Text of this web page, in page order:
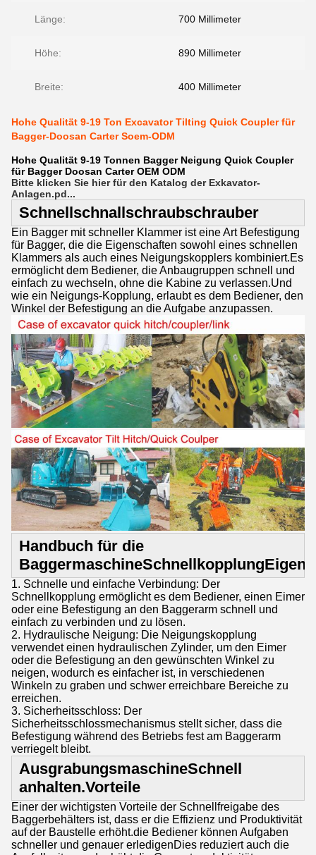
Länge: 700 Millimeter
Höhe: 890 Millimeter
Breite: 400 Millimeter
Hohe Qualität 9-19 Ton Excavator Tilting Quick Coupler für
Bagger-Doosan Carter Soem-ODM
Hohe Qualität 9-19 Tonnen Bagger Neigung Quick Coupler
für Bagger Doosan Carter OEM ODM
Bitte klicken Sie hier für den Katalog der Exkavator-
Anlagen.pd...
Schnellschnallschraubschrauber
Ein Bagger mit schneller Klammer ist eine Art Befestigung
für Bagger, die die Eigenschaften sowohl eines schnellen
Klammers als auch eines Neigungskopplers kombiniert.Es
ermöglicht dem Bediener, die Anbaugruppen schnell und
einfach zu wechseln, ohne die Kabine zu verlassen.Und
wie ein Neigungs-Kopplung, erlaubt es dem Bediener, den
Winkel der Befestigung an die Aufgabe anzupassen.
Handbuch für die
BaggermaschineSchnellkopplung
1. Schnelle und einfache Verbindung: Der
Schnellkopplung ermöglicht es dem Bediener, einen Eimer
oder eine Befestigung an den Baggerarm schnell und
einfach zu verbinden und zu lösen.
2. Hydraulische Neigung: Die Neigungskopplung
verwendet einen hydraulischen Zylinder, um den Eimer
oder die Befestigung an den gewünschten Winkel zu
neigen, wodurch es einfacher ist, in verschiedenen
Winkeln zu graben und schwer erreichbare Bereiche zu
erreichen.
3. Sicherheitsschloss: Der
Sicherheitsschlossmechanismus stellt sicher, dass die
Befestigung während des Betriebs fest am Baggerarm
verriegelt bleibt.
AusgrabungsmaschineSchnell
anhalten.Vorteile
Einer der wichtigsten Vorteile der Schnellfreigabe des
Baggerbehälters ist, dass er die Effizienz und Produktivität
auf der Baustelle erhöht.die Bediener können Aufgaben
schneller und genauer erledigenDies reduziert auch die